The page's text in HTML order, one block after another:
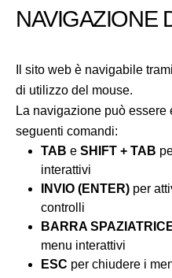
NAVIGAZIONE
Il sito web è navigabile
di utilizzo del mouse.
La navigazione può essere
seguenti comandi:
TAB e SHIFT + TAB
interattivi
INVIO (ENTER) per
controlli
BARRA
menu interattivi
ESC per chiudere i